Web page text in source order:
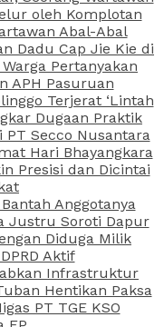
oleh Komplotan
Abal-Abal
Dadu Cap Jie Kie di
Pertanyakan
APH Pasuruan
Terjerat ‘Lintah
Dugaan Praktik
PT Secco Nusantara
Hari Bhayangkara
Presisi dan Dicintai
Anggotanya
Justru Soroti Dapur
Diduga Milik
Aktif
Infrastruktur
Hentikan Paksa
PT TGE KSO